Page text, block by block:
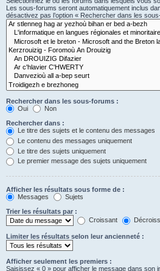
Les sous-forums seront automatiquement inclus
désactivez pas l’option « Rechercher dans les
Rechercher dans les sous-forums :
Oui
Non
Rechercher dans :
Le titre des sujets et le contenu des messages
Le contenu des messages uniquement
Le titre des sujets uniquement
Le premier message des sujets uniquement
Afficher les résultats sous forme de :
Messages
Sujets
Trier les résultats par :
Croissant
Limiter les résultats selon leur ancienneté :
Afficher seulement les premiers :
Saisissez « 0 » pour afficher le message dans son